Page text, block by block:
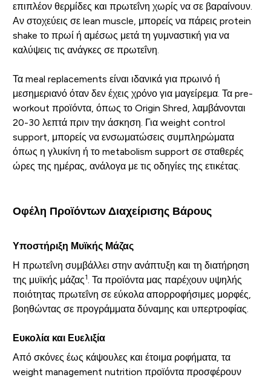
επιπλέον θερμίδες και πρωτεΐνη χωρίς να σε βαραίνουν.
Αν στοχεύεις σε lean muscle, μπορείς να πάρεις protein
shake το πρωί ή αμέσως μετά τη γυμναστική για να
καλύψεις τις ανάγκες σε πρωτεΐνη.
Τα meal replacements είναι ιδανικά για πρωινό ή
μεσημεριανό όταν δεν έχεις χρόνο για μαγείρεμα. Τα pre-
workout προϊόντα, όπως το Origin Shred, λαμβάνονται
20-30 λεπτά πριν την άσκηση. Για weight control
support, μπορείς να ενσωματώσεις συμπληρώματα
όπως η γλυκίνη ή το metabolism support σε σταθερές
ώρες της ημέρας, ανάλογα με τις οδηγίες της ετικέτας.
Οφέλη Προϊόντων Διαχείρισης Βάρους
Υποστήριξη Μυϊκής Μάζας
Η πρωτεΐνη συμβάλλει στην ανάπτυξη και τη διατήρηση
της μυϊκής μάζας1 . Τα προϊόντα μας παρέχουν υψηλής
ποιότητας πρωτεΐνη σε εύκολα απορροφήσιμες μορφές,
βοηθώντας σε προγράμματα δύναμης και υπερτροφίας.
Ευκολία και Ευελιξία
Από σκόνες έως κάψουλες και έτοιμα ροφήματα, τα
weight management nutrition προϊόντα προσφέρουν